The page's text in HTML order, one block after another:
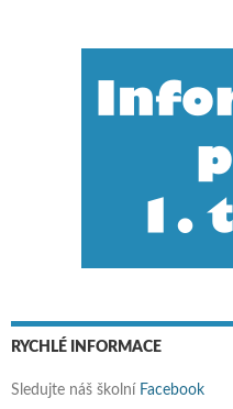
RYCHLÉ INFORMACE
Sledujte náš školní Facebook